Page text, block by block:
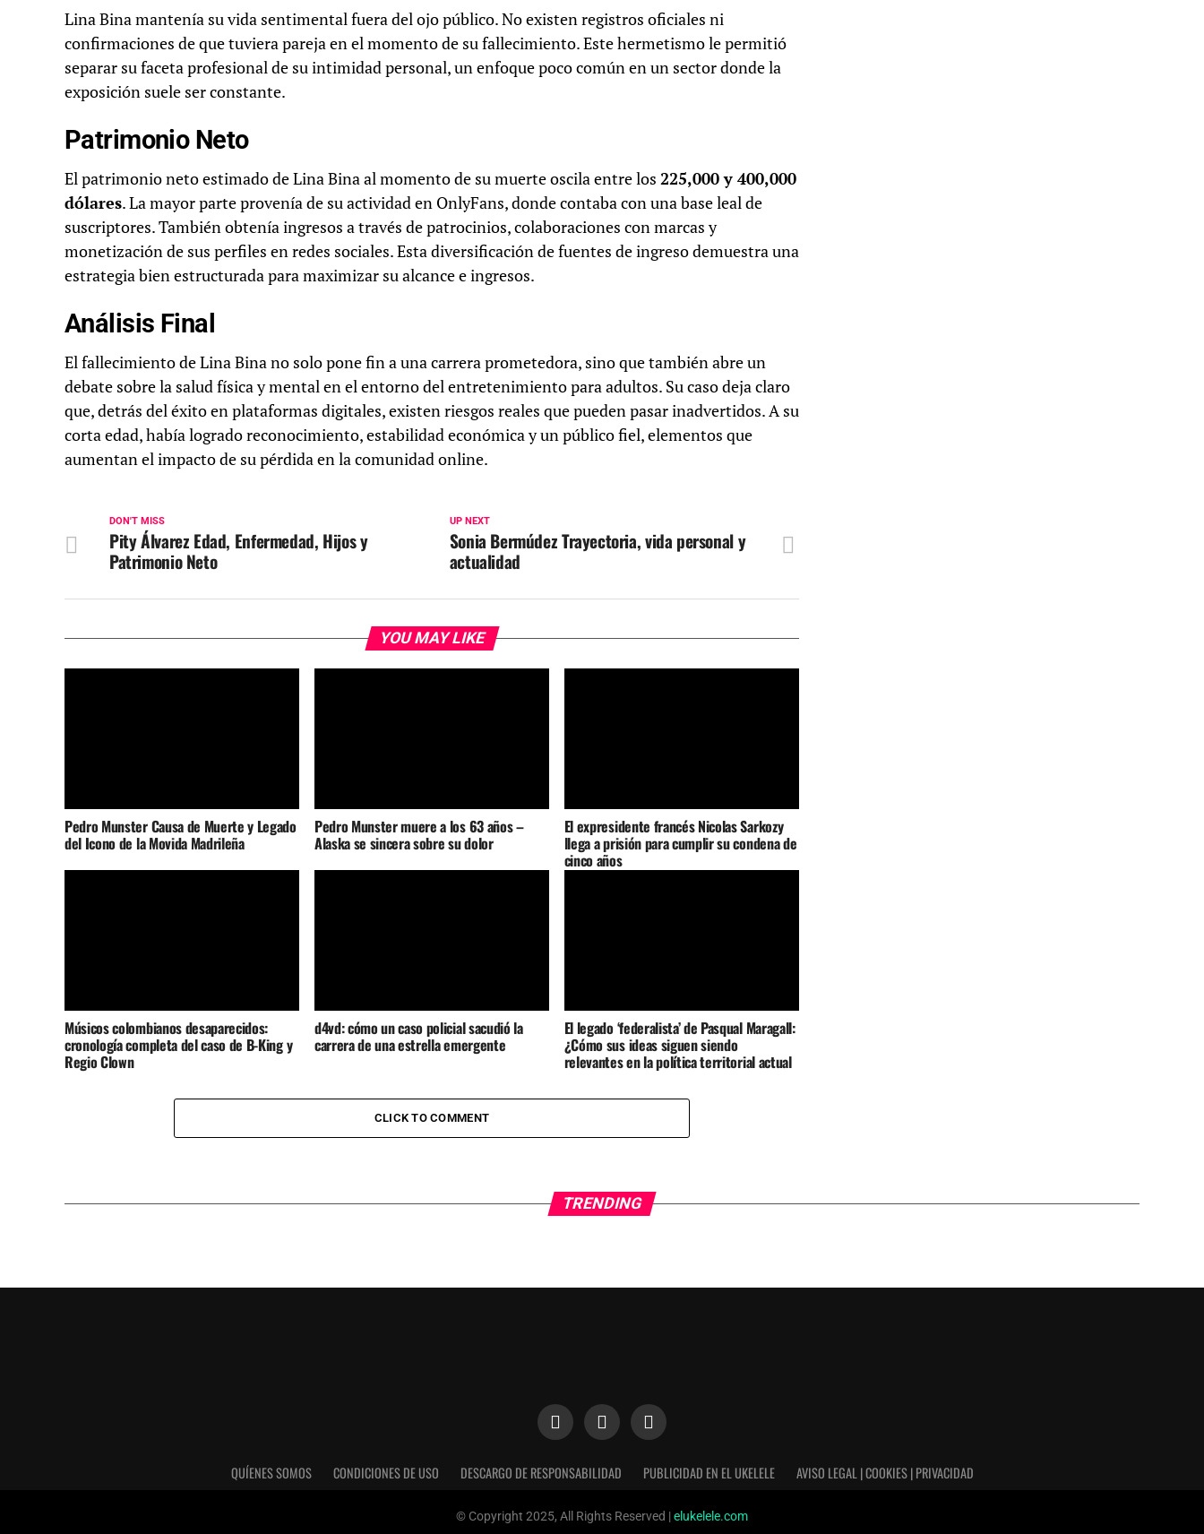
Lina Bina mantenía su vida sentimental fuera del ojo público. No existen registros oficiales ni
confirmaciones de que tuviera pareja en el momento de su fallecimiento. Este hermetismo le permitió
separar su faceta profesional de su intimidad personal, un enfoque poco común en un sector donde la
exposición suele ser constante.
Patrimonio Neto
El patrimonio neto estimado de Lina Bina al momento de su muerte oscila entre los 225,000 y 400,000
dólares. La mayor parte provenía de su actividad en OnlyFans, donde contaba con una base leal de
suscriptores. También obtenía ingresos a través de patrocinios, colaboraciones con marcas y
monetización de sus perfiles en redes sociales. Esta diversificación de fuentes de ingreso demuestra una
estrategia bien estructurada para maximizar su alcance e ingresos.
Análisis Final
El fallecimiento de Lina Bina no solo pone fin a una carrera prometedora, sino que también abre un
debate sobre la salud física y mental en el entorno del entretenimiento para adultos. Su caso deja claro
que, detrás del éxito en plataformas digitales, existen riesgos reales que pueden pasar inadvertidos. A su
corta edad, había logrado reconocimiento, estabilidad económica y un público fiel, elementos que
aumentan el impacto de su pérdida en la comunidad online.
UP NEXT
Sonia Bermúdez Trayectoria, vida personal y
actualidad
DON'T MISS
Pity Álvarez Edad, Enfermedad, Hijos y
Patrimonio Neto
YOU MAY LIKE
Pedro Munster Causa de Muerte y Legado
del Icono de la Movida Madrileña
Pedro Munster muere a los 63 años –
Alaska se sincera sobre su dolor
El expresidente francés Nicolas Sarkozy
llega a prisión para cumplir su condena de
cinco años
Músicos colombianos desaparecidos:
cronología completa del caso de B-King y
Regio Clown
d4vd: cómo un caso policial sacudió la
carrera de una estrella emergente
El legado ‘federalista’ de Pasqual Maragall:
¿Cómo sus ideas siguen siendo
relevantes en la política territorial actual
CLICK TO COMMENT
TRENDING
QUÍENES SOMOS CONDICIONES DE USO DESCARGO DE RESPONSABILIDAD PUBLICIDAD EN EL UKELELE AVISO LEGAL | COOKIES | PRIVACIDAD
© Copyright 2025, All Rights Reserved |elukelele.com
Utilizamos cookies para darte una mejor experiencia en nuestra web. Puedes informarte sobre qué cookies estamos utilizando o